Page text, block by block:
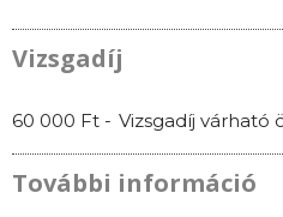
Vizsgadíj
60 000 Ft - Vizsgadíj várható
További információ